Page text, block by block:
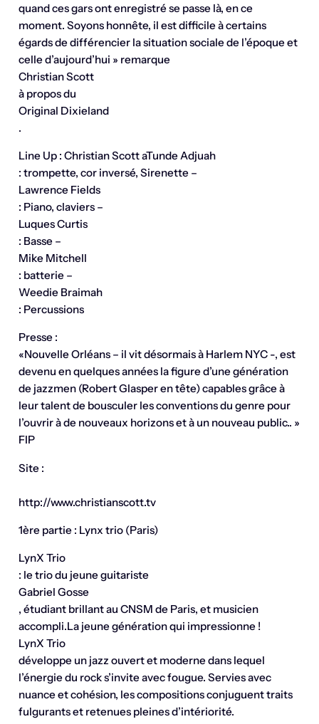
quand ces gars ont enregistré se passe là, en ce
moment. Soyons honnête, il est difficile à certains
égards de différencier la situation sociale de l’époque et
celle d’aujourd’hui » remarque
Christian Scott
à propos du
Original Dixieland
.
Line Up : Christian Scott aTunde Adjuah
: trompette, cor inversé, Sirenette –
Lawrence Fields
: Piano, claviers –
Luques Curtis
: Basse –
Mike Mitchell
: batterie –
Weedie Braimah
: Percussions
Presse :
«Nouvelle Orléans – il vit désormais à Harlem NYC -, est
devenu en quelques années la figure d’une génération
de jazzmen (Robert Glasper en tête) capables grâce à
leur talent de bousculer les conventions du genre pour
l’ouvrir à de nouveaux horizons et à un nouveau public.. »
FIP
Site :
http://www.christianscott.tv
1ère partie : Lynx trio (Paris)
LynX Trio
: le trio du jeune guitariste
Gabriel Gosse
, étudiant brillant au CNSM de Paris, et musicien
accompli.La jeune génération qui impressionne !
LynX Trio
développe un jazz ouvert et moderne dans lequel
l’énergie du rock s’invite avec fougue. Servies avec
nuance et cohésion, les compositions conjuguent traits
fulgurants et retenues pleines d’intériorité.